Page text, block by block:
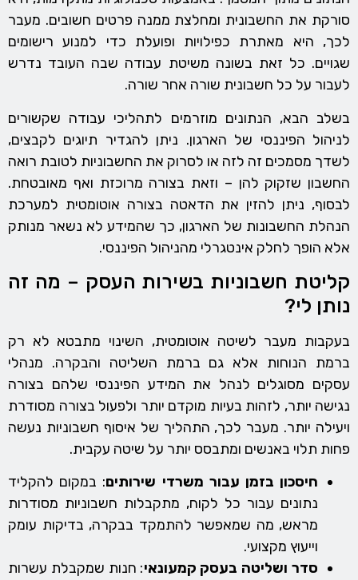
סורקת את החשבונית ומחלצת ממנה פרטים חשובים. מעבר
לכך, היא מאתרת כפילויות ופועלת כדי למנוע רישומים
שגויים. כל זאת בשונה משיטת עבודה שבה העובד נדרש
לעבור על כל חשבונית שורה אחר שורה.
בשלב הבא, הנתונים מוזרמים לתהליכי עבודה שקשורים
לניהול הפיננסי של הארגון. ניתן להגדיר תיוגים לקבצים,
לשדך מסמכים זה לזה או לסרוק את החשבוניות לטובת רואה
החשבון שזקוק להן – וזאת בצורה מרוכזת ואף מאובטחת.
לבסוף, ניתן להזין את הדאטה בצורה אוטומטית למערכת
הנהלת החשבונות של הארגון, כך שהמידע לא נשאר מנותק
אלא הופך לחלק אינטגרלי מהניהול הפיננסי.
קליטת חשבוניות בשירות העסק – מה זה
נותן לי?
בעקבות מעבר לשיטה אוטומטית, השינוי מתבטא לא רק
ברמת הנוחות אלא גם ברמת השליטה והבקרה. מנהלי
עסקים מסוגלים לנהל את המידע הפיננסי שלהם בצורה
נגישה יותר, לזהות בעיות מוקדם יותר ולפעול בצורה מסודרת
ויעילה יותר. מעבר לכך, התהליך של איסוף חשבוניות נעשה
פחות תלוי באנשים ומתבסס יותר על שיטה עקבית.
חיסכון בזמן עבור משרדי שירותים: במקום להקליד
נתונים עבור כל לקוח, מתקבלות חשבוניות מסודרות
מראש, מה שמאפשר להתמקד בבקרה, בדיקות עומק
וייעוץ מקצועי.
סדר ושליטה בעסק קמעונאי: חנות שמקבלת עשרות